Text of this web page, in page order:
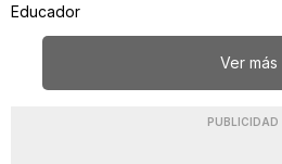
Educador
Ver más
PUBLICIDAD